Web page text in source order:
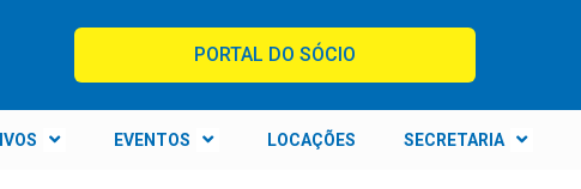
PORTAL DO SÓCIO
EVENTOS LOCAÇÕES SECRETARIA